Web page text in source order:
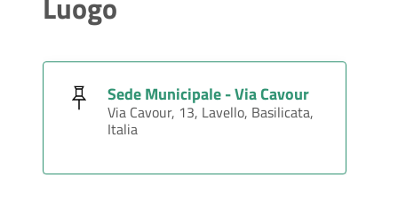
Sede Municipale - Via Cavour
Via Cavour, 13, Lavello, Basilicata,
Italia